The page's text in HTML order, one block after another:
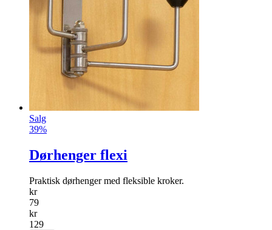
Salg
39%
Dørhenger flexi
Praktisk dørhenger med fleksible kroker.
kr
79
kr
129